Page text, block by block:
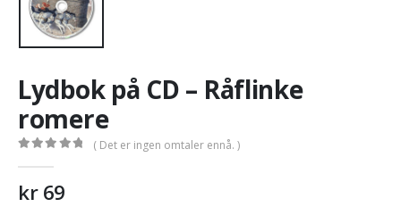
Lydbok på CD – Råflinke
romere
( Det er ingen omtaler ennå. )
kr69